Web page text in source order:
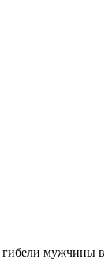
гибели мужчины в